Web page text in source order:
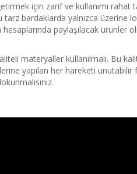
için zarif ve kullanımı
bardaklarda yalnızca
paylaşılacak ürünler
materyaller kullanılmalı. Bu
yapılan her hareketi unutabilir